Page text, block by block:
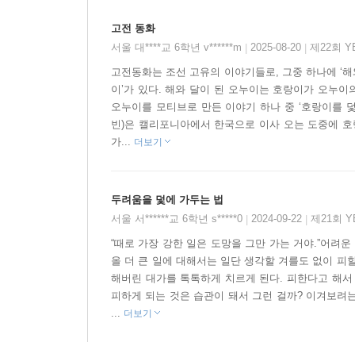
고전 동화
서울 대****교 6학년 v******m
2025-08-20 제22회
고전동화는 조선 고유의 이야기들로, 그중 하나에 ‘
이’가 있다. 해와 달이 된 오누이는 호랑이가 오누
오누이를 모티브로 만든 이야기 하나 중 ‘호랑이를
빈)은 캘리포니아에서 한국으로 이사 오는 도중에
가... 더보기
두려움을 덫에 가두는 법
서울 서******교 6학년 s*****0
2024-09-22 제21회
“때로 가장 강한 일은 도망을 그만 가는 거야.”어려
올 더 큰 일에 대해서는 일단 생각할 겨를도 없이 피
해버린 대가를 톡톡하게 치르게 된다. 피한다고 해
피하게 되는 것은 습관이 돼서 그런 걸까? 이겨보려
... 더보기